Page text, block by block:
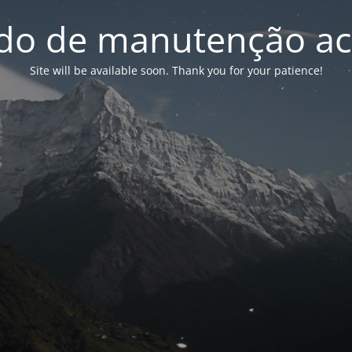
de manutenção
Site will be available soon. Thank you for your patience!